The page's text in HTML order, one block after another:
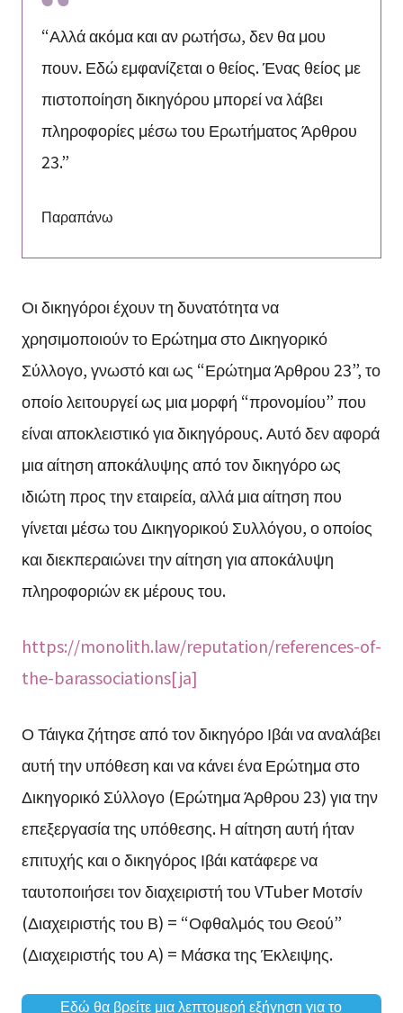
“Αλλά ακόμα και αν ρωτήσω, δεν θα μου
πουν. Εδώ εμφανίζεται ο θείος. Ένας θείος με
πιστοποίηση δικηγόρου μπορεί να λάβει
πληροφορίες μέσω του Ερωτήματος Άρθρου
23.”
Παραπάνω
Οι δικηγόροι έχουν τη δυνατότητα να
χρησιμοποιούν το Ερώτημα στο Δικηγορικό
Σύλλογο, γνωστό και ως “Ερώτημα Άρθρου 23”, το
οποίο λειτουργεί ως μια μορφή “προνομίου” που
είναι αποκλειστικό για δικηγόρους. Αυτό δεν αφορά
μια αίτηση αποκάλυψης από τον δικηγόρο ως
ιδιώτη προς την εταιρεία, αλλά μια αίτηση που
γίνεται μέσω του Δικηγορικού Συλλόγου, ο οποίος
και διεκπεραιώνει την αίτηση για αποκάλυψη
πληροφοριών εκ μέρους του.
https://monolith.law/reputation/references-of-
the-barassociations[ja]
Ο Τάιγκα ζήτησε από τον δικηγόρο Ιβάι να αναλάβει
αυτή την υπόθεση και να κάνει ένα Ερώτημα στο
Δικηγορικό Σύλλογο (Ερώτημα Άρθρου 23) για την
επεξεργασία της υπόθεσης. Η αίτηση αυτή ήταν
επιτυχής και ο δικηγόρος Ιβάι κατάφερε να
ταυτοποιήσει τον διαχειριστή του VTuber Μοτσίν
(Διαχειριστής του Β) = “Οφθαλμός του Θεού”
(Διαχειριστής του Α) = Μάσκα της Έκλειψης.
Εδώ θα βρείτε μια λεπτομερή εξήγηση για το